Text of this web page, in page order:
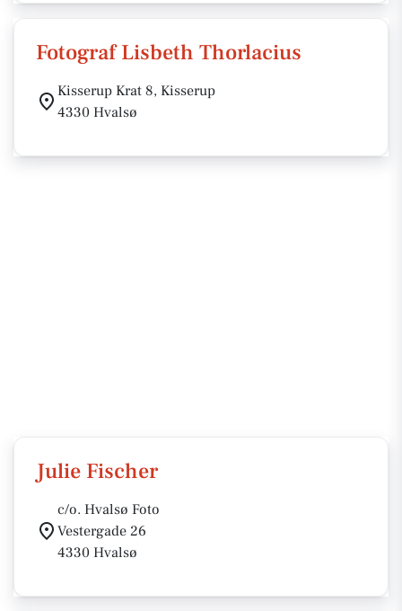
Fotograf Lisbeth Thorlacius
Kisserup Krat 8, Kisserup
4330 Hvalsø
Julie Fischer
c/o. Hvalsø Foto
Vestergade 26
4330 Hvalsø